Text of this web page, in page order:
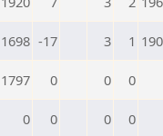
1698 -17 3 1
1797 0 0 0
0 0 0 0